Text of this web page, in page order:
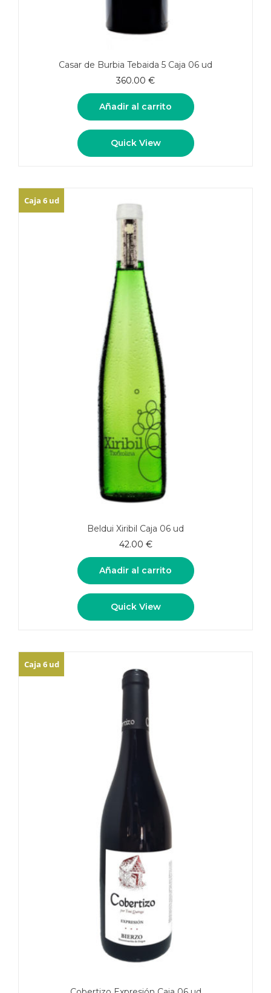
Casar de Burbia Tebaida 5 Caja 06 ud
360.00 €
Añadir al carrito
Quick View
Caja 6 ud
Beldui Xiribil Caja 06 ud
42.00 €
Añadir al carrito
Quick View
Caja 6 ud